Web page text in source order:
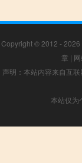
Copyright © 2012 - 2026
章 |
声明：本站内容来自互
本站仅为